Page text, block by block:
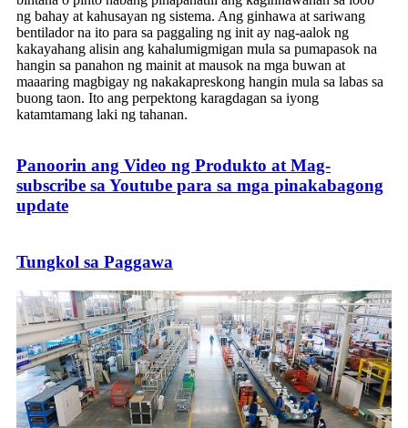
ng bahay at kahusayan ng sistema. Ang ginhawa at sariwang
bentilador na ito para sa paggaling ng init ay nag-aalok ng
kakayahang alisin ang kahalumigmigan mula sa pumapasok na
hangin sa panahon ng mainit at mausok na mga buwan at
maaaring magbigay ng nakakapreskong hangin mula sa labas sa
buong taon. Ito ang perpektong karagdagan sa iyong
katamtamang laki ng tahanan.
Panoorin ang Video ng Produkto at Mag-
subscribe sa Youtube para sa mga pinakabagong
update
Tungkol sa Paggawa